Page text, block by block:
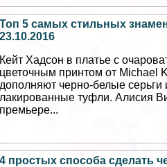
Топ 5 самых стильных
23.10.2016
Кейт Хадсон в платье с
цветочным принтом от Michael
дополняют черно-белые серьги
лакированные туфли. Алисия
премьере...
4 простых способа сделать